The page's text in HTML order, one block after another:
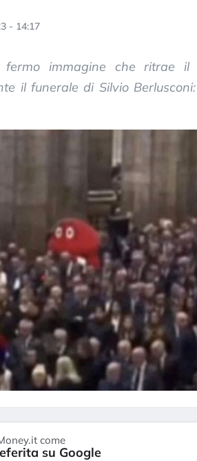
- 14:17
immagine che ritrae il
il funerale di Silvio
come
su Google
il
«La mia vita è rovinata».
in preda al panico dopo lo
della bolla AI
Kospi, mentre gli
30 luglio 2026